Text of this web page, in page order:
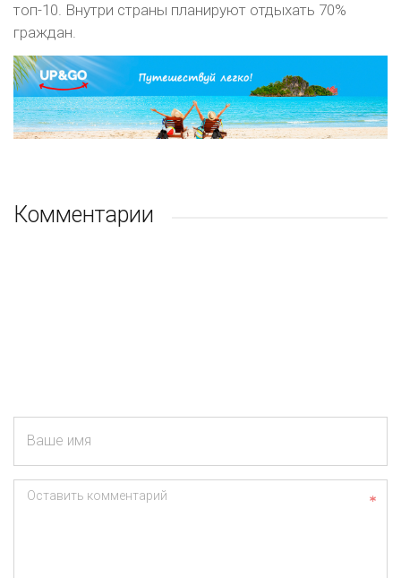
топ-10. Внутри страны планируют отдыхать 70%
граждан.
Комментарии
Ваше имя
Оставить комментарий